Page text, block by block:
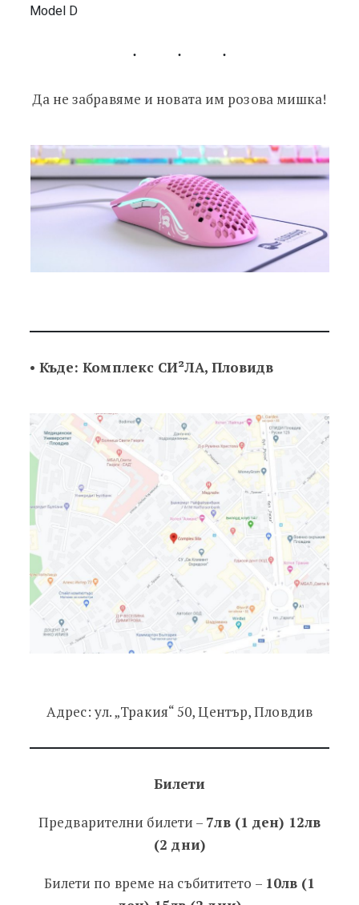
Model D
Да не забравяме и новата им розова мишка!
• Къде: Комплекс СИ²ЛА, Пловидв
Адрес: ул. „Тракия“ 50, Център, Пловдив
Билети
Предварителни билети – 7лв (1 ден) 12лв
(2 дни)
Билети по време на събититето – 10лв (1